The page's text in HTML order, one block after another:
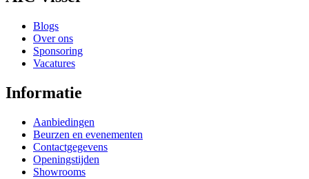
Blogs
Over ons
Sponsoring
Vacatures
Informatie
Aanbiedingen
Beurzen en evenementen
Contactgegevens
Openingstijden
Showrooms